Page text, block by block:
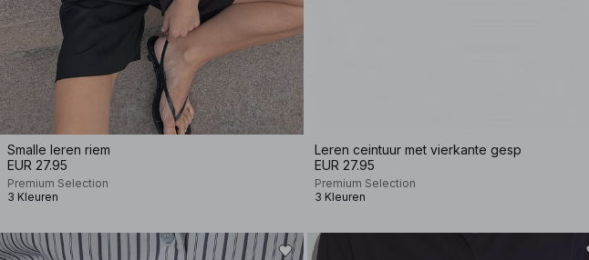
Smalle leren riem
EUR 27.95
Premium Selection
3 Kleuren
Leren ceintuur met vierkante gesp
EUR 27.95
Premium Selection
3 Kleuren